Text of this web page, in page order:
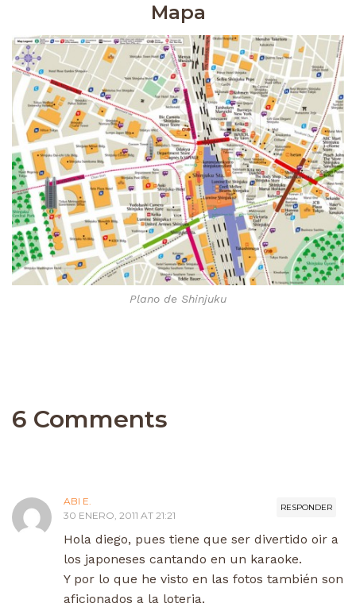
Mapa
Plano de Shinjuku
6 Comments
RESPONDER
ABI E.
30 ENERO, 2011 AT 21:21
Hola diego, pues tiene que ser divertido oir a
los japoneses cantando en un karaoke.
Y por lo que he visto en las fotos también son
aficionados a la loteria.